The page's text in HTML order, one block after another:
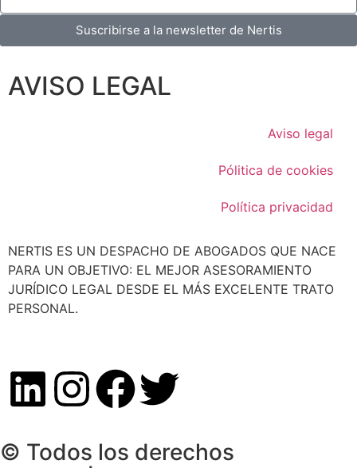
Suscribirse a la newsletter de Nertis
NERTIS ES UN DESPACHO DE ABOGADOS QUE NACE
PARA UN OBJETIVO: EL MEJOR ASESORAMIENTO
JURÍDICO LEGAL DESDE EL MÁS EXCELENTE TRATO
PERSONAL.
AVISO LEGAL
Aviso legal
Pólitica de cookies
Política privacidad
© Todos los derechos